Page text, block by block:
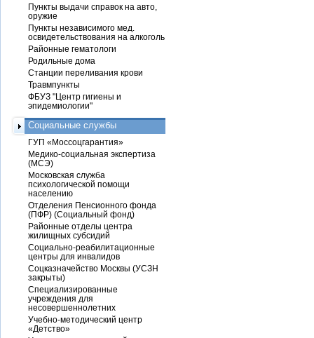
Пункты выдачи справок на авто,
оружие
Пункты независимого мед.
освидетельствования на алкоголь
Районные гематологи
Родильные дома
Станции переливания крови
Травмпункты
ФБУЗ "Центр гигиены и
эпидемиологии"
Социальные службы
ГУП «Моссоцгарантия»
Медико-социальная экспертиза
(МСЭ)
Московская служба
психологической помощи
населению
Отделения Пенсионного фонда
(ПФР) (Социальный фонд)
Районные отделы центра
жилищных субсидий
Социально-реабилитационные
центры для инвалидов
Соцказначейство Москвы (УСЗН
закрыты)
Специализированные
учреждения для
несовершеннолетних
Учебно-методический центр
«Детство»